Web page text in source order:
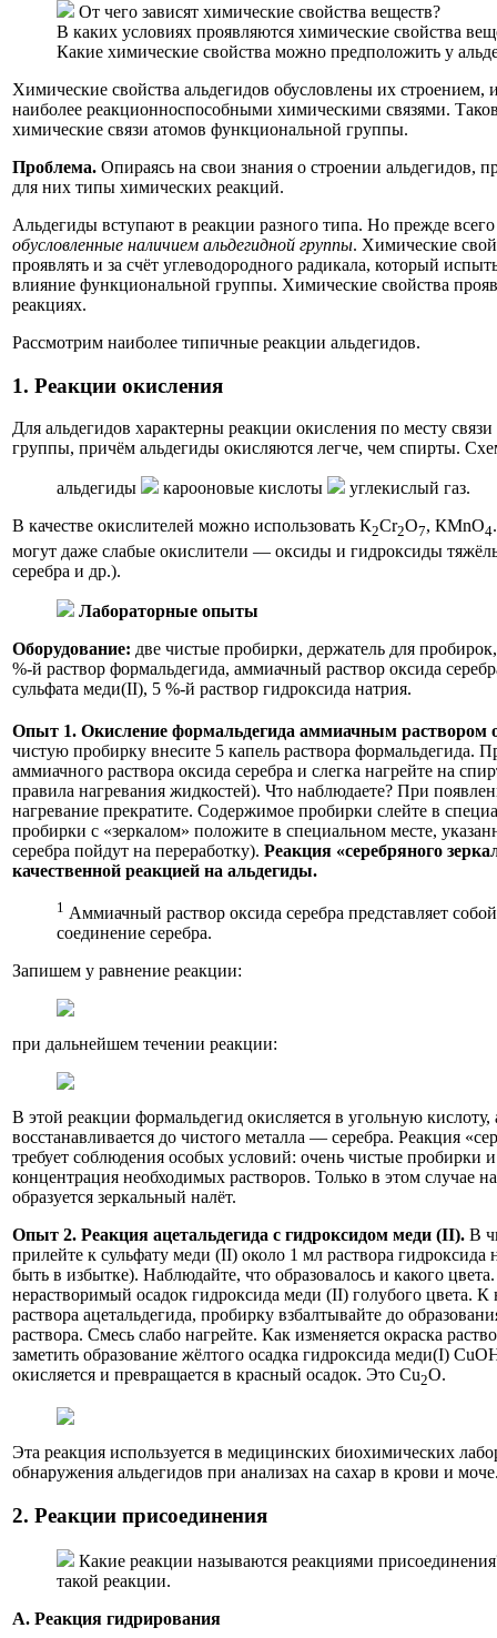
От чего зависят химические свойства веществ?
В каких условиях проявляются химические свойства
Какие химические свойства можно предположить у
Химические свойства альдегидов обусловлены их строением,
наиболее реакционноспособными химическими связями.
химические связи атомов функциональной группы.
Проблема. Опираясь на свои знания о строении альдегидов,
для них типы химических реакций.
Альдегиды вступают в реакции разного типа. Но прежде
обусловленные наличием альдегидной группы. Химические
проявлять и за счёт углеводородного радикала, который
влияние функциональной группы. Химические свойства
реакциях.
Рассмотрим наиболее типичные реакции альдегидов.
1. Реакции окисления
Для альдегидов характерны реакции окисления по месту
группы, причём альдегиды окисляются легче, чем спирты.
альдегиды карооновые кислоты
углекислый газ.
В качестве окислителей можно использовать К2Сr2О7, КМnO4
могут даже слабые окислители — оксиды и гидроксиды
серебра и др.).
Лабораторные опыты
Оборудование: две чистые пробирки, держатель для
%-й раствор формальдегида, аммиачный раствор оксида
сульфата меди(II), 5 %-й раствор гидроксида натрия.
Опыт 1. Окисление формальдегида аммиачным раствором
чистую пробирку внесите 5 капель раствора формальдегида.
аммиачного раствора оксида серебра и слегка нагрейте на
правила нагревания жидкостей). Что наблюдаете? При
нагревание прекратите. Содержимое пробирки слейте в
пробирки с «зеркалом» положите в специальном месте,
серебра пойдут на переработку). Реакция «серебряного
качественной реакцией на альдегиды.
1 Аммиачный раствор оксида серебра представляет
соединение серебра.
Запишем у равнение реакции:
при дальнейшем течении реакции:
В этой реакции формальдегид окисляется в угольную кислоту,
восстанавливается до чистого металла — серебра. Реакция
требует соблюдения особых условий: очень чистые пробирки
концентрация необходимых растворов. Только в этом случае
образуется зеркальный налёт.
Опыт 2. Реакция ацетальдегида с гидроксидом меди (II). В
прилейте к сульфату меди (II) около 1 мл раствора
быть в избытке). Наблюдайте, что образовалось и какого
нерастворимый осадок гидроксида меди (II) голубого цвета. К
раствора ацетальдегида, пробирку взбалтывайте до
раствора. Смесь слабо нагрейте. Как изменяется окраска
заметить образование жёлтого осадка гидроксида меди(I)
окисляется и превращается в красный осадок. Это Сu2O.
Эта реакция используется в медицинских биохимических
обнаружения альдегидов при анализах на сахар в крови и
2. Реакции присоединения
Какие реакции называются реакциями
такой реакции.
А. Реакция гидрирования